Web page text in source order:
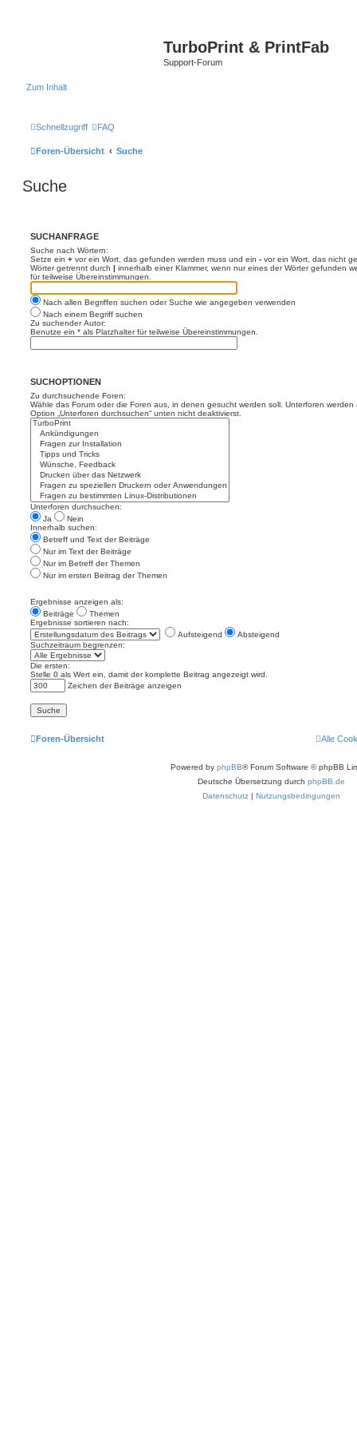
TurboPrint & PrintFab
Support-Forum
Zum Inhalt
Schnellzugriff FAQ
Foren-Übersicht Suche
Suche
SUCHANFRAGE
Suche nach Wörtern:
Setze ein + vor ein Wort, das gefunden werden muss und ein - vor ein Wort, das nicht
Wörter getrennt durch | innerhalb einer Klammer, wenn nur eines der Wörter gefunden
für teilweise Übereinstimmungen.
Nach allen Begriffen suchen oder Suche wie angegeben verwenden
Nach einem Begriff suchen
Zu suchender Autor:
Benutze ein * als Platzhalter für teilweise Übereinstimmungen.
SUCHOPTIONEN
Zu durchsuchende Foren:
Wähle das Forum oder die Foren aus, in denen gesucht werden soll. Unterforen
Option „Unterforen durchsuchen“ unten nicht deaktivierst.
Unterforen durchsuchen:
Ja
Nein
Innerhalb suchen:
Betreff und Text der Beiträge
Nur im Text der Beiträge
Nur im Betreff der Themen
Nur im ersten Beitrag der Themen
Ergebnisse anzeigen als:
Beiträge
Themen
Ergebnisse sortieren nach:
Aufsteigend
Absteigend
Suchzeitraum begrenzen:
Die ersten:
Stelle 0 als Wert ein, damit der komplette Beitrag angezeigt wird.
Zeichen der Beiträge anzeigen
Foren-Übersicht Alle
Powered by phpBB® Forum Software © phpBB
Deutsche Übersetzung durch phpBB.de
Datenschutz | Nutzungsbedingungen